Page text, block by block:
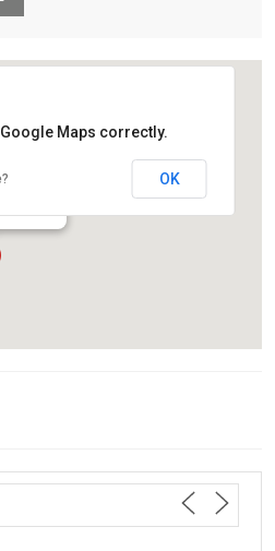
19
Maps correctly.
OK